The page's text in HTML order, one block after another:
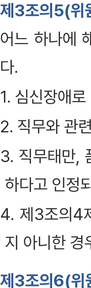
제3조의5(위
어느 하나에
다.
1. 심신장애
2. 직무와 관
3. 직무태만,
하다고 인정
4. 제3조의4
지 아니한
제3조의6(위